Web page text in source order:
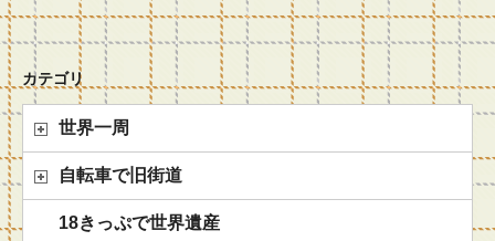
カテゴリ
世界一周
自転車で旧街道
18きっぷで世界遺産